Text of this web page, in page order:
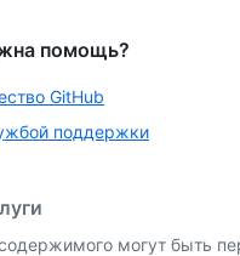
помощь?
GitHub
поддержки
могут быть